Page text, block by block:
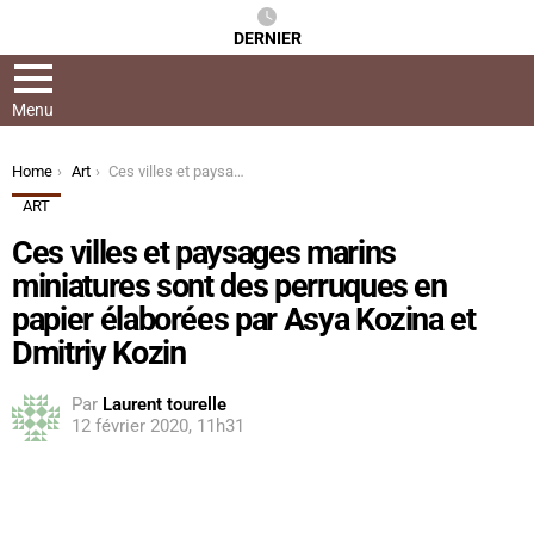
DERNIER
Menu
You are here:
Home Art
Ces villes et paysages marins miniatures sont des perruques en papier élaborées par Asya Kozina et Dmitriy Kozin
ART
Ces villes et paysages marins
miniatures sont des perruques en
papier élaborées par Asya Kozina et
Dmitriy Kozin
Par Laurent tourelle
12 février 2020, 11h31